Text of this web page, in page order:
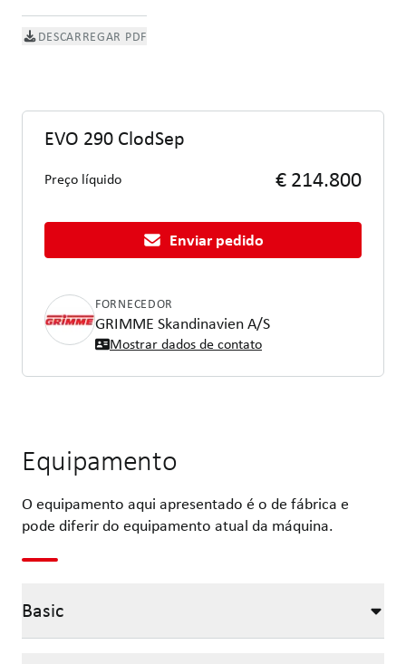
DESCARREGAR PDF
EVO 290 ClodSep
Preço líquido € 214.800
Enviar pedido
FORNECEDOR
GRIMME Skandinavien A/S
Mostrar dados de contato
Equipamento
O equipamento aqui apresentado é o de fábrica e
pode diferir do equipamento atual da máquina.
Basic